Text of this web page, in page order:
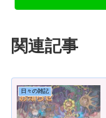
関連記事
日々の雑記